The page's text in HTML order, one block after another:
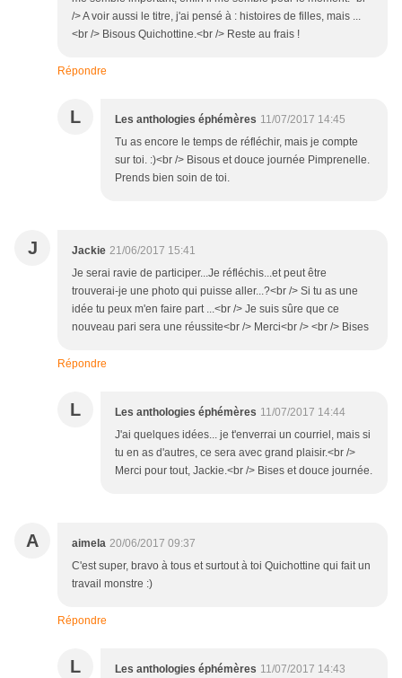
/> A voir aussi le titre, j'ai pensé à : histoires de filles, mais ...
<br /> Bisous Quichottine.<br /> Reste au frais !
Répondre
L Les anthologies éphémères 11/07/2017 14:45
Tu as encore le temps de réfléchir, mais je compte
sur toi. :)<br /> Bisous et douce journée Pimprenelle.
Prends bien soin de toi.
J Jackie 21/06/2017 15:41
Je serai ravie de participer...Je réfléchis...et peut être
trouverai-je une photo qui puisse aller...?<br /> Si tu as une
idée tu peux m'en faire part ...<br /> Je suis sûre que ce
nouveau pari sera une réussite<br /> Merci<br /> <br /> Bises
Répondre
L Les anthologies éphémères 11/07/2017 14:44
J'ai quelques idées... je t'enverrai un courriel, mais si
tu en as d'autres, ce sera avec grand plaisir.<br />
Merci pour tout, Jackie.<br /> Bises et douce journée.
A aimela 20/06/2017 09:37
C'est super, bravo à tous et surtout à toi Quichottine qui fait un
travail monstre :)
Répondre
L Les anthologies éphémères 11/07/2017 14:43